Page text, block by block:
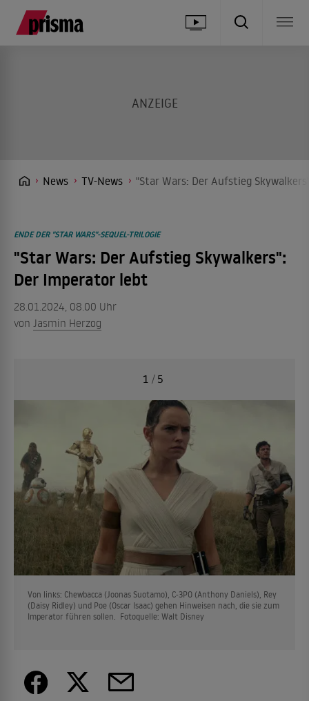
News TV-News "Star Wars: Der Aufstieg
ENDE DER "STAR WARS"-SEQUEL-TRILOGIE
"Star Wars: Der Aufstieg Skywalkers":
Der Imperator lebt
28.01.2024, 08.00 Uhr
von Jasmin Herzog
Von links: Chewbacca (Joonas Suotamo), C-3PO (Anthony Daniels), Rey
(Daisy Ridley) und Poe (Oscar Isaac) gehen Hinweisen nach, die sie zum
Imperator führen sollen. Fotoquelle: Walt Disney
1 / 5